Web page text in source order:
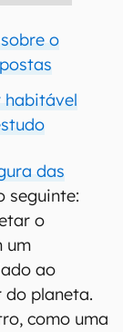
o
habitável
das
seguinte:
o
um
ao
planeta.
como uma